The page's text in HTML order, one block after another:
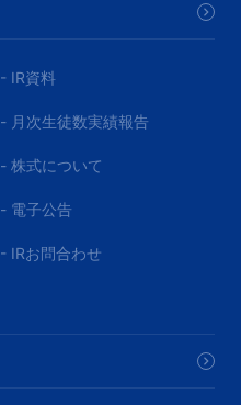
- IR資料
- 月次生徒数実績報告
- 株式について
- 電子公告
- IRお問合わせ